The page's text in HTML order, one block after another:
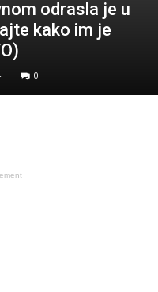
odrasla je u
kako im je
0